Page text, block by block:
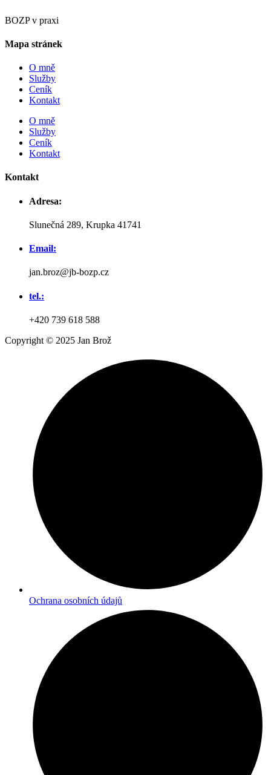
BOZP v praxi
Mapa stránek
O mně
Služby
Ceník
Kontakt
O mně
Služby
Ceník
Kontakt
Kontakt
Adresa:
Slunečná 289, Krupka 41741
Email:
jan.broz@jb-bozp.cz
tel.:
+420 739 618 588
Copyright © 2025 Jan Brož
Ochrana osobních údajů